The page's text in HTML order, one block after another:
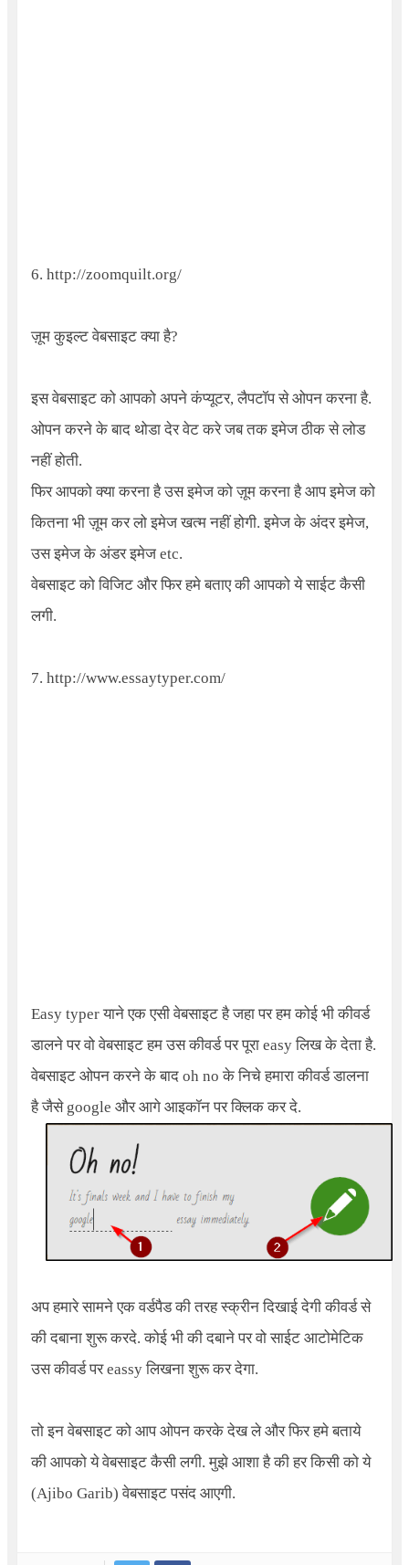
6. http://zoomquilt.org/
ज़ूम कुइल्ट वेबसाइट क्या है?
इस वेबसाइट को आपको अपने कंप्यूटर, लैपटॉप से ओपन करना है.
ओपन करने के बाद थोडा देर वेट करे जब तक इमेज ठीक से लोड
नहीं होती.
फिर आपको क्या करना है उस इमेज को ज़ूम करना है आप इमेज को
कितना भी ज़ूम कर लो इमेज खत्म नहीं होगी. इमेज के अंदर इमेज,
उस इमेज के अंडर इमेज etc.
वेबसाइट को विजिट और फिर हमे बताए की आपको ये साईट कैसी
लगी.
7. http://www.essaytyper.com/
Easy typer याने एक एसी वेबसाइट है जहा पर हम कोई भी कीवर्ड
डालने पर वो वेबसाइट हम उस कीवर्ड पर पूरा easy लिख के देता है.
वेबसाइट ओपन करने के बाद oh no के निचे हमारा कीवर्ड डालना
है जैसे google और आगे आइकॉन पर क्लिक कर दे.
अप हमारे सामने एक वर्डपैड की तरह स्क्रीन दिखाई देगी कीवर्ड से
की दबाना शुरू करदे. कोई भी की दबाने पर वो साईट आटोमेटिक
उस कीवर्ड पर eassy लिखना शुरू कर देगा.
तो इन वेबसाइट को आप ओपन करके देख ले और फिर हमे बताये
की आपको ये वेबसाइट कैसी लगी. मुझे आशा है की हर किसी को ये
(Ajibo Garib) वेबसाइट पसंद आएगी.